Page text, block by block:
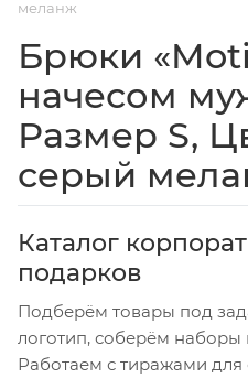
меланж
Брюки
начесом
Размер S,
серый
Каталог
подарков
Подберём товары под
логотип, соберём наборы
Работаем с тиражами для